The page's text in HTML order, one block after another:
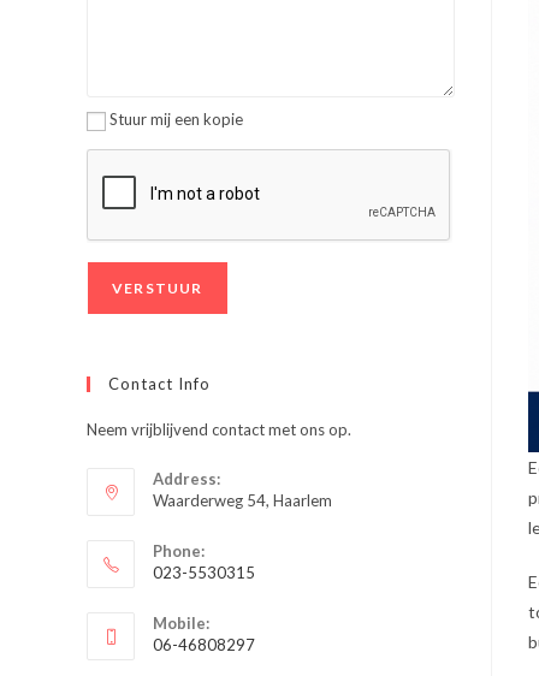
Stuur mij een kopie
Contact Info
Neem vrijblijvend contact met ons op.
Address:
Waarderweg 54, Haarlem
Phone:
023-5530315
in
je
Mobile:
06-46808297